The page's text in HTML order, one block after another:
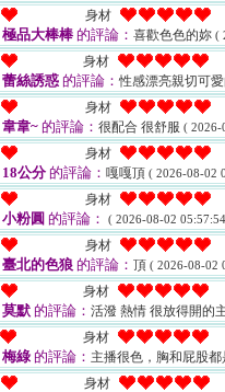
身材
極品大棒棒 的評論： 喜歡色色的妳 (
身材
蕾絲誘惑 的評論：性感漂亮親切可
身材
韋韋~ 的評論： 很配合 很舒服 ( 2026-
身材
18公分的評論： 嘎嘎頂 ( 2026-08-02
身材
小粉圓 的評論： ( 2026-08-02
身材
臺北的色狼 的評論： 頂 ( 2026-08-02
身材
莫默 的評論： 活潑 熱情 很放得開的
身材
梅綠 的評論： 主播很色，胸和屁股
身材